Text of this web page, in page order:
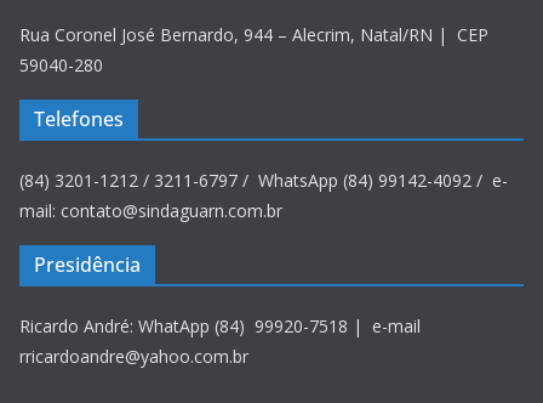
Rua Coronel José Bernardo, 944 – Alecrim, Natal/RN | CEP
59040-280
Telefones
(84) 3201-1212 / 3211-6797 / WhatsApp (84) 99142-4092 / e-
mail: contato@sindaguarn.com.br
Presidência
Ricardo André: WhatApp (84) 99920-7518 | e-mail
rricardoandre@yahoo.com.br